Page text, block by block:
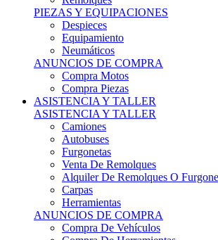
Despieces
Equipamiento
Neumáticos
ANUNCIOS DE COMPRA
Compra Motos
Compra Piezas
ASISTENCIA Y TALLER
ASISTENCIA Y TALLER
Camiones
Autobuses
Furgonetas
Venta De Remolques
Alquiler De Remolques O Furgones
Carpas
Herramientas
ANUNCIOS DE COMPRA
Compra De Vehículos
Compra De Herramientas